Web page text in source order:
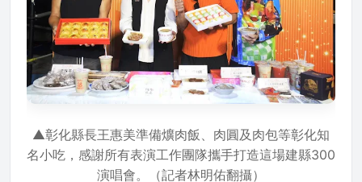
▲彰化縣長王惠美準備爌肉飯、肉圓及肉包等彰化知
名小吃，感謝所有表演工作團隊攜手打造這場建縣300
演唱會。（記者林明佑翻攝）